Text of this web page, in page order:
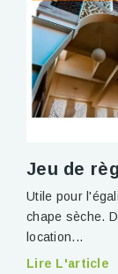
Jeu de
Utile pour
chape sèche.
location...
Lire L'article